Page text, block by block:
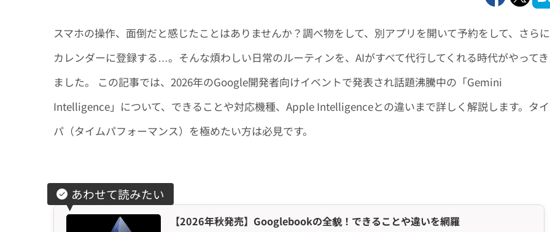
スマホの操作、面倒だと感じたことはありませんか？調べ物をして、別アプリを開いて予約をして、さらに
カレンダーに登録する…。そんな煩わしい日常のルーティンを、AIがすべて代行してくれる時代がやってき
ました。 この記事では、2026年のGoogle開発者向けイベントで発表され話題沸騰中の「Gemini
Intelligence」について、できることや対応機種、Apple Intelligenceとの違いまで詳しく解説します。タイ
パ（タイムパフォーマンス）を極めたい方は必見です。
あわせて読みたい
【2026年秋発売】Googlebookの全貌！できることや違いを網羅